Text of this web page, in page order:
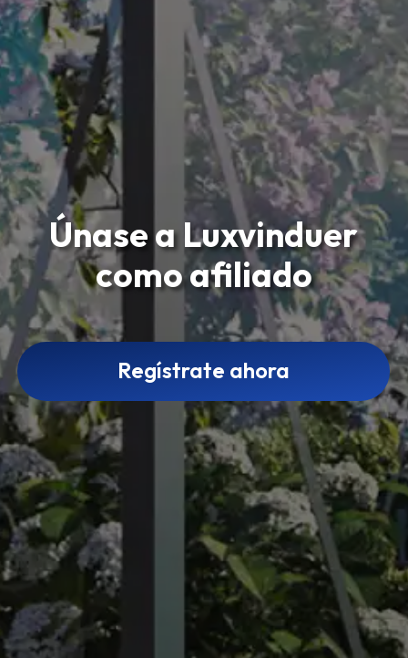
Únase a Luxvinduer
como afiliado
Regístrate ahora